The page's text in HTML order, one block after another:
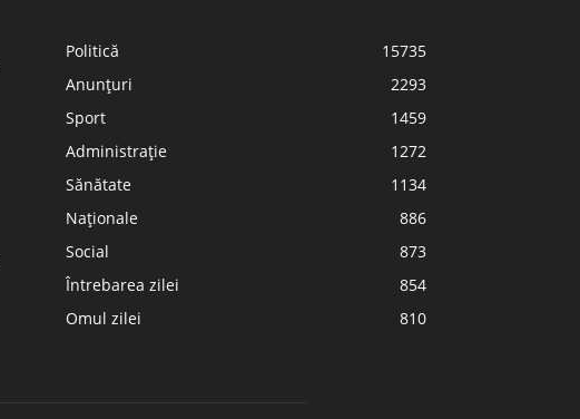
Politică
15735
Anunțuri
2293
Sport
1459
Administrație
1272
Sănătate
1134
Naționale
886
Social
873
Întrebarea zilei
854
Omul zilei
810